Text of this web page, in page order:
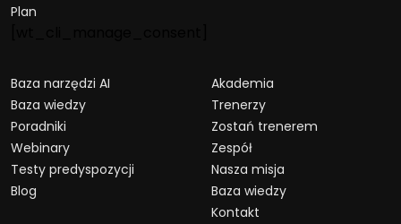
Plan
Baza narzędzi AI
Baza wiedzy
Poradniki
Webinary
Testy predyspozycji
Blog
Akademia
Trenerzy
Zostań trenerem
Zespół
Nasza misja
Baza wiedzy
Kontakt